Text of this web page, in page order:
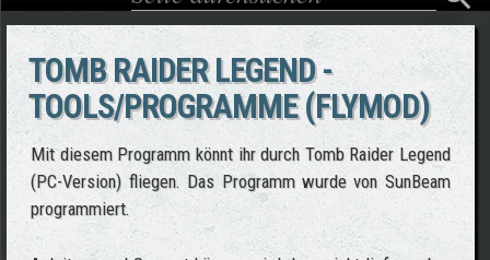
Suchformular
TOMB RAIDER LEGEND -
TOOLS/PROGRAMME (FLYMOD)
Mit diesem Programm könnt ihr durch Tomb Raider Legend
(PC-Version) fliegen. Das Programm wurde von SunBeam
programmiert.